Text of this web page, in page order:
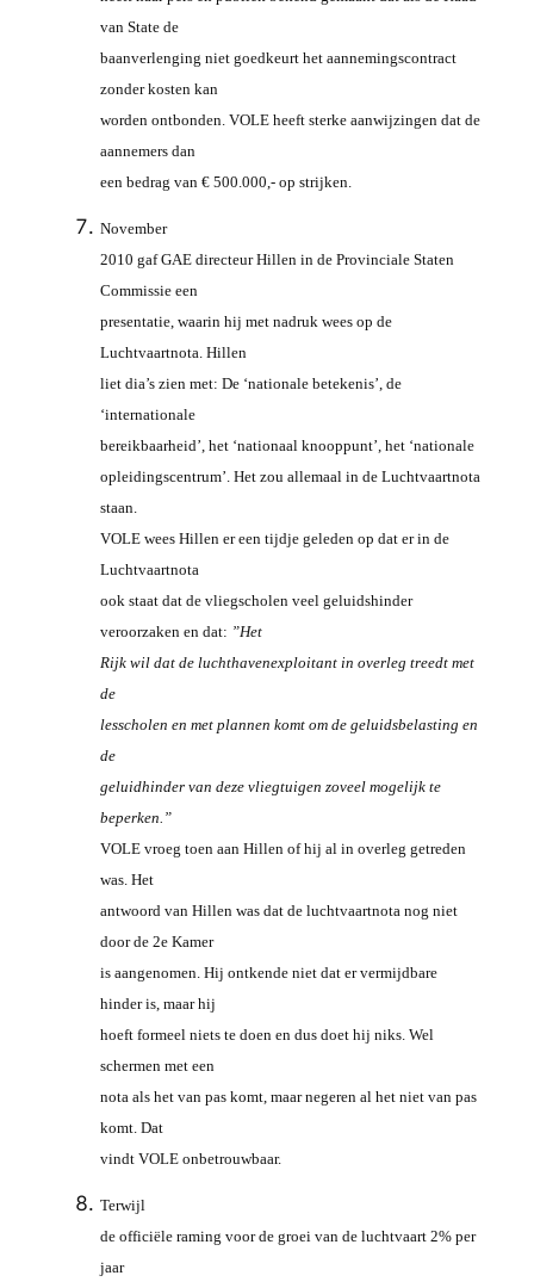
van State de
baanverlenging niet goedkeurt het aannemingscontract
zonder kosten kan
worden ontbonden. VOLE heeft sterke aanwijzingen dat de
aannemers dan
een bedrag van € 500.000,- op strijken.
November
2010 gaf GAE directeur Hillen in de Provinciale Staten
Commissie een
presentatie, waarin hij met nadruk wees op de
Luchtvaartnota. Hillen
liet dia’s zien met: De ‘nationale betekenis’, de
‘internationale
bereikbaarheid’, het ‘nationaal knooppunt’, het ‘nationale
opleidingscentrum’. Het zou allemaal in de Luchtvaartnota
staan.
VOLE wees Hillen er een tijdje geleden op dat er in de
Luchtvaartnota
ook staat dat de vliegscholen veel geluidshinder
veroorzaken en dat: ”Het
Rijk wil dat de luchthavenexploitant in overleg treedt met
de
lesscholen en met plannen komt om de geluidsbelasting en
de
geluidhinder van deze vliegtuigen zoveel mogelijk te
beperken.”
VOLE vroeg toen aan Hillen of hij al in overleg getreden
was. Het
antwoord van Hillen was dat de luchtvaartnota nog niet
door de 2e Kamer
is aangenomen. Hij ontkende niet dat er vermijdbare
hinder is, maar hij
hoeft formeel niets te doen en dus doet hij niks. Wel
schermen met een
nota als het van pas komt, maar negeren al het niet van pas
komt. Dat
vindt VOLE onbetrouwbaar.
Terwijl
de officiële raming voor de groei van de luchtvaart 2% per
jaar